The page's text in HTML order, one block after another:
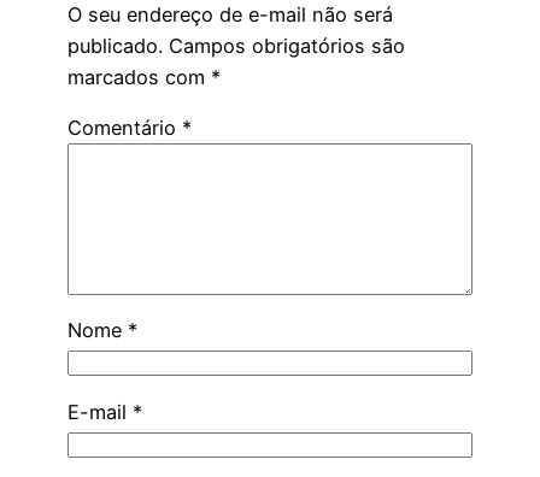
O seu endereço de e-mail não será
publicado. Campos obrigatórios são
marcados com *
Comentário *
Nome *
E-mail *